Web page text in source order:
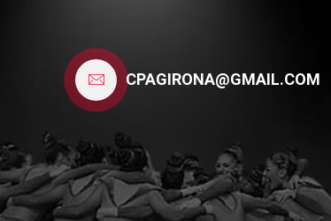
CPAGIRONA@GMAIL.COM